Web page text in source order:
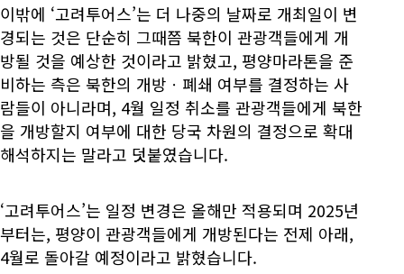
이밖에 ‘고려투어스’는 더 나중의 날짜로 개최일이 변
경되는 것은 단순히 그때쯤 북한이 관광객들에게 개
방될 것을 예상한 것이라고 밝혔고, 평양마라톤을 준
비하는 측은 북한의 개방ㆍ폐쇄 여부를 결정하는 사
람들이 아니라며, 4월 일정 취소를 관광객들에게 북한
을 개방할지 여부에 대한 당국 차원의 결정으로 확대
해석하지는 말라고 덧붙였습니다.
‘고려투어스’는 일정 변경은 올해만 적용되며 2025년
부터는, 평양이 관광객들에게 개방된다는 전제 아래,
4월로 돌아갈 예정이라고 밝혔습니다.